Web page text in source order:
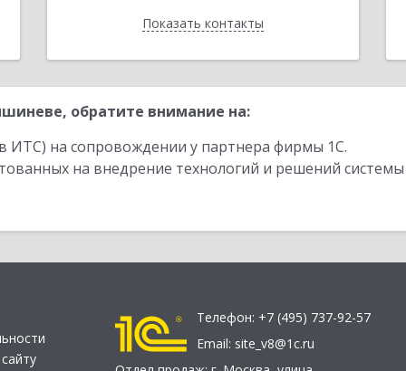
Показать контакты
Назад
обратите внимание на:
ИТС) на сопровождении у партнера фирмы 1С.
на внедрение технологий и решений
Телефон: +7 (495) 737-92-57
Email: site_v8@1c.ru